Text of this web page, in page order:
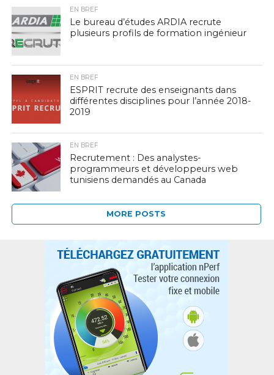
EN BREF
Le bureau d’études ARDIA recrute
plusieurs profils de formation ingénieur
EN BREF
ESPRIT recrute des enseignants dans
différentes disciplines pour l’année 2018-
2019
EN BREF
Recrutement : Des analystes-
programmeurs et développeurs web
tunisiens demandés au Canada
MORE POSTS